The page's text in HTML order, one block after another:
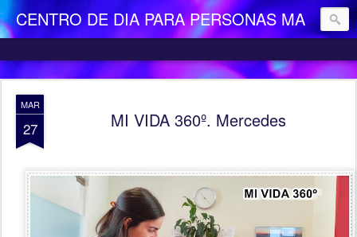
CENTRO DE DIA PARA PERSONAS MAYORES DEPENDIENTES "LA CAMOCHA"
MAR
27 MI VIDA 360º. Mercedes